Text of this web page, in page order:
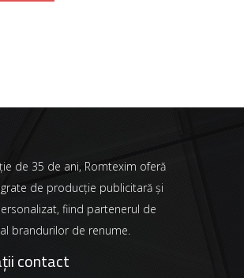
de 35 de ani, Romtexim oferă
de producție publicitară și
fiind partenerul de
brandurilor de renume.
contact